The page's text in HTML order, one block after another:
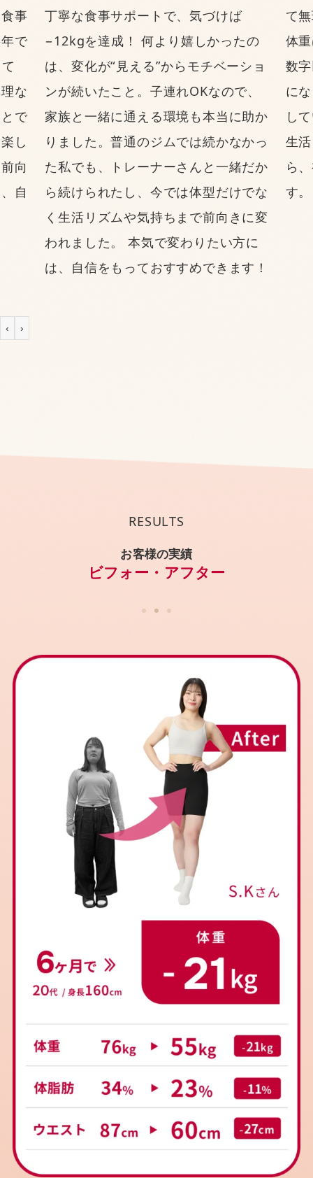
事
で
な
で
し
向
自
丁寧な食事サポートで、気づけば
−12kgを達成！ 何より嬉しかったの
は、変化が“見える”からモチベーショ
ンが続いたこと。子連れOKなので、
家族と一緒に通える環境も本当に助か
りました。普通のジムでは続かなかっ
た私でも、トレーナーさんと一緒だか
ら続けられたし、今では体型だけでな
く生活リズムや気持ちまで前向きに変
われました。 本気で変わりたい方に
は、自信をもっておすすめできます！
て
体
数
に
し
生
ら
す。
‹ ›
RESULTS
お客様の実績
ビフォー・アフター